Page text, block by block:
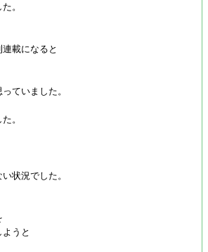
。
載になると
ていました。
。
状況でした。
うと